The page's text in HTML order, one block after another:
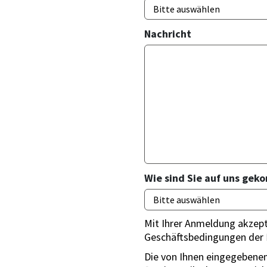
Nachricht
Wie sind Sie auf uns
Mit Ihrer Anmeldung
Geschäftsbedingungen der
Die von Ihnen